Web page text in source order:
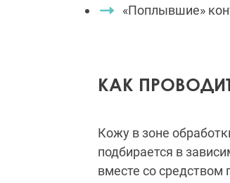
«Поплывшие»
КАК
Кожу в зоне
подбирается в
вместе со